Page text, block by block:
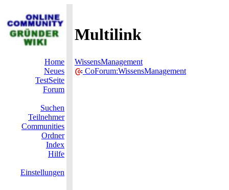
Multilink
Home
Neues
TestSeite
Forum
Suchen
Teilnehmer
Communities
Ordner
Index
Hilfe
Einstellungen
WissensManagement
CoForum:WissensManagement